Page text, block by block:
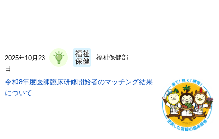
2025年10月23
日
福祉保健部
令和8年度医師臨床研修開始者のマッチング結果
について